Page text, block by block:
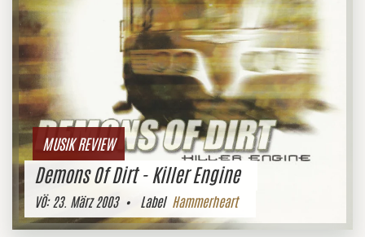
MUSIK REVIEW
Demons Of Dirt - Killer Engine
VÖ:23. März 2003• Label Hammerheart